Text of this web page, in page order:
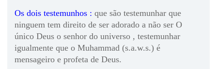
Os dois testemunhos : que são testemunhar que
ninguem tem direito de ser adorado a não ser O
único Deus o senhor do universo , testemunhar
igualmente que o Muhammad (s.a.w.s.) é
mensageiro e profeta de Deus.